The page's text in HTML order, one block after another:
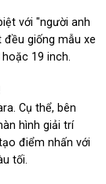
với "người anh
giống mẫu xe
19 inch.
Cụ thể, bên
hình giải trí
điểm nhấn với
tối.